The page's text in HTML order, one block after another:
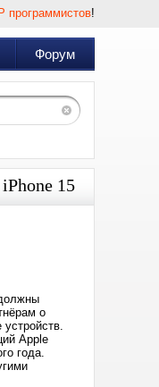
программистов!
Форум
15
о
Apple
года.